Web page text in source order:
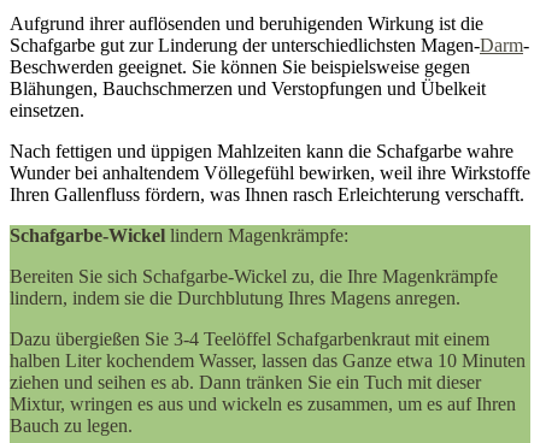
Aufgrund ihrer auflösenden und beruhigenden Wirkung ist die
Schafgarbe gut zur Linderung der unterschiedlichsten Magen-Darm-
Beschwerden geeignet. Sie können Sie beispielsweise gegen
Blähungen, Bauchschmerzen und Verstopfungen und Übelkeit
einsetzen.
Nach fettigen und üppigen Mahlzeiten kann die Schafgarbe wahre
Wunder bei anhaltendem Völlegefühl bewirken, weil ihre Wirkstoffe
Ihren Gallenfluss fördern, was Ihnen rasch Erleichterung verschafft.
Schafgarbe-Wickel lindern Magenkrämpfe:
Bereiten Sie sich Schafgarbe-Wickel zu, die Ihre Magenkrämpfe
lindern, indem sie die Durchblutung Ihres Magens anregen.
Dazu übergießen Sie 3-4 Teelöffel Schafgarbenkraut mit einem
halben Liter kochendem Wasser, lassen das Ganze etwa 10 Minuten
ziehen und seihen es ab. Dann tränken Sie ein Tuch mit dieser
Mixtur, wringen es aus und wickeln es zusammen, um es auf Ihren
Bauch zu legen.